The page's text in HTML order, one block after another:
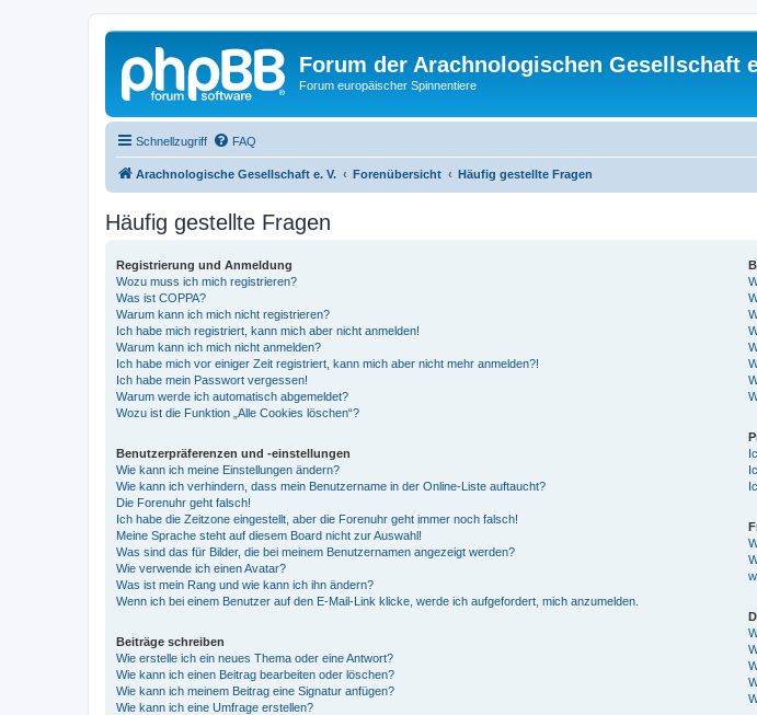
Forum der Arachnologischen Gesellschaft
Forum europäischer Spinnentiere
Schnellzugriff FAQ
Arachnologische Gesellschaft e. V. Forenübersicht Häufig gestellte Fragen
Häufig gestellte Fragen
Registrierung und Anmeldung
Wozu muss ich mich registrieren?
Was ist COPPA?
Warum kann ich mich nicht registrieren?
Ich habe mich registriert, kann mich aber nicht anmelden!
Warum kann ich mich nicht anmelden?
Ich habe mich vor einiger Zeit registriert, kann mich aber nicht mehr anmelden?!
Ich habe mein Passwort vergessen!
Warum werde ich automatisch abgemeldet?
Wozu ist die Funktion „Alle Cookies löschen“?
Benutzerpräferenzen und -einstellungen
Wie kann ich meine Einstellungen ändern?
Wie kann ich verhindern, dass mein Benutzername in der Online-Liste auftaucht?
Die Forenuhr geht falsch!
Ich habe die Zeitzone eingestellt, aber die Forenuhr geht immer noch falsch!
Meine Sprache steht auf diesem Board nicht zur Auswahl!
Was sind das für Bilder, die bei meinem Benutzernamen angezeigt werden?
Wie verwende ich einen Avatar?
Was ist mein Rang und wie kann ich ihn ändern?
Wenn ich bei einem Benutzer auf den E-Mail-Link klicke, werde ich aufgefordert, mich anzumelden.
Beiträge schreiben
Wie erstelle ich ein neues Thema oder eine Antwort?
Wie kann ich einen Beitrag bearbeiten oder löschen?
Wie kann ich meinem Beitrag eine Signatur anfügen?
Wie kann ich eine Umfrage erstellen?